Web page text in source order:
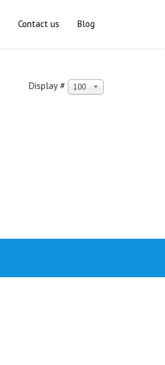
Contact us Blog
Display # 100